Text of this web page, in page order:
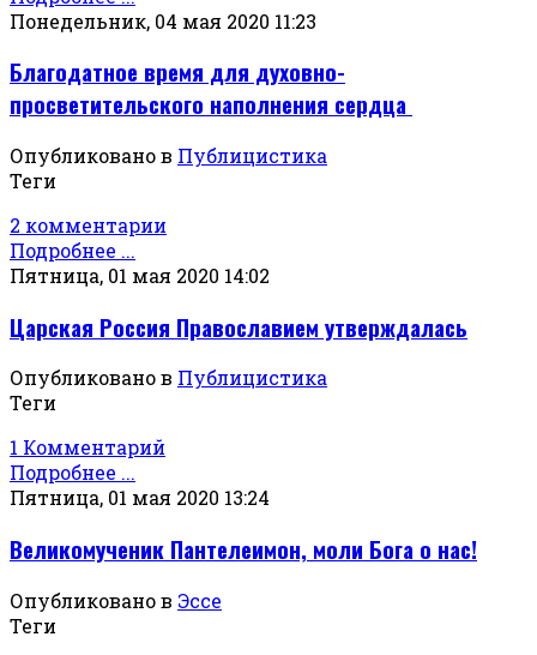
Понедельник, 04 мая 2020 11:23
Благодатное время для духовно-
просветительского наполнения сердца
Опубликовано в Публицистика
Теги
2 комментарии
Подробнее ...
Пятница, 01 мая 2020 14:02
Царская Россия Православием утверждалась
Опубликовано в Публицистика
Теги
1 Комментарий
Подробнее ...
Пятница, 01 мая 2020 13:24
Великомученик Пантелеимон, моли Бога о нас!
Опубликовано в Эссе
Теги